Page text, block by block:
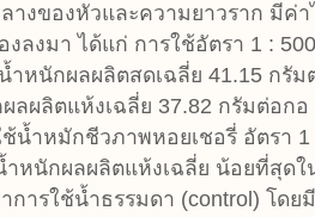
างของหัวและความยาวราก มีค่
ลงมา ได้แก่ การใช้อัตรา 1 :
ำหนักผลผลิตสดเฉลี่ย 41.15 กรั
ลผลิตแห้งเฉลี่ย 37.82 กรัมต่อก
น้ำหมักชีวภาพหอยเชอรี่ อัตรา
ำหนักผลผลิตแห้งเฉลี่ย น้อยที่สุด
ารใช้น้ำธรรมดา (control) โดย